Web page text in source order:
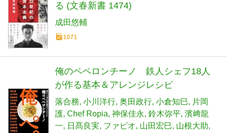
る (文春新書 1474)
成田悠輔
1071
俺のペペロンチーノ 鉄人シェフ18人
が作る基本＆アレンジレシピ
落合務 小川洋行 奥田政行 小倉知巳
片岡
護 Chef Ropia 神保佳永 鈴木弥平 濱﨑龍
一
日髙良実 ファビオ 山田宏巳 山根大助